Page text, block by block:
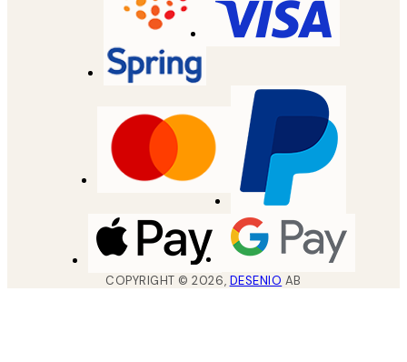
COPYRIGHT ©2026, DESENIO AB